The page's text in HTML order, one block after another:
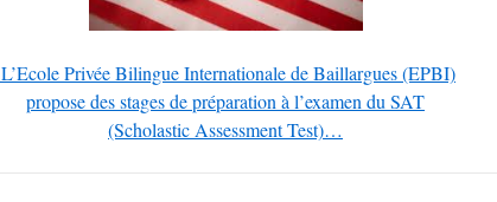
L’Ecole Privée Bilingue Internationale de Baillargues (EPBI)
propose des stages de préparation à l’examen du SAT
(Scholastic Assessment Test)…